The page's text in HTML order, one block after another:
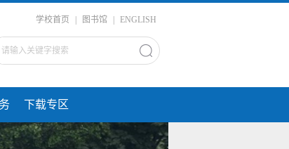
学校首页 图书馆 ENGLISH
下载专区